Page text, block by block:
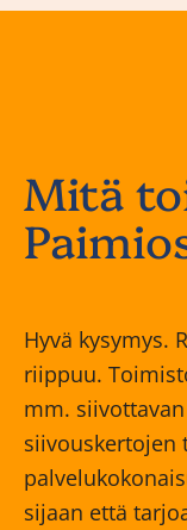
Mitä
Hyvä kysymys.
riippuu.
mm.
siivouskertojen
sijaan että